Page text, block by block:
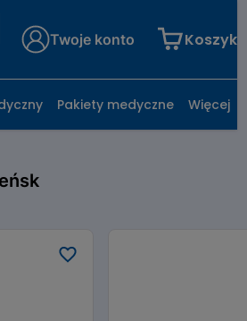
Twoje konto Koszyk
Pakiety medyczne Więcej